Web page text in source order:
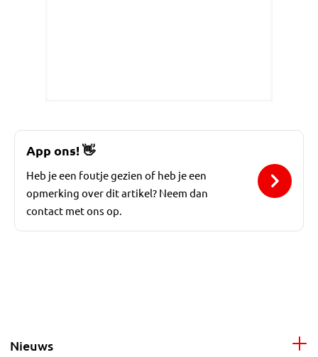
App ons!👋
Heb je een foutje gezien of heb je een
opmerking over dit artikel? Neem dan
contact met ons op.
Nieuws